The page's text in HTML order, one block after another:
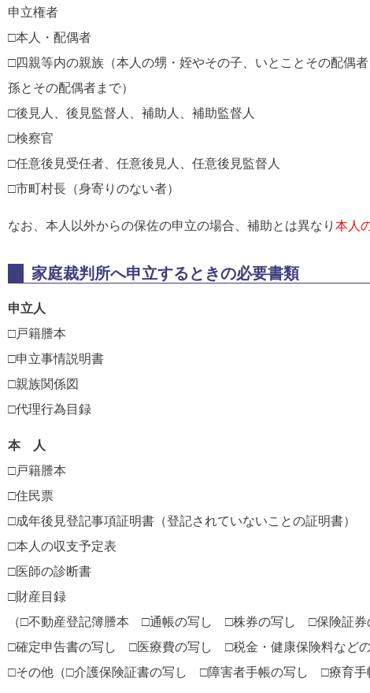
申立権者
□本人・配偶者
□四親等内の親族（本人の甥・姪やその子、いとことその配偶
孫とその配偶者まで）
□後見人、後見監督人、補助人、補助監督人
□検察官
□任意後見受任者、任意後見人、任意後見監督人
□市町村長（身寄りのない者）
なお、本人以外からの保佐の申立の場合、補助とは異なり 本人
家庭裁判所へ申立するときの必要書類
申立人
□戸籍謄本
□申立事情説明書
□親族関係図
□代理行為目録
本 人
□戸籍謄本
□住民票
□成年後見登記事項証明書（登記されていないことの証明書）
□本人の収支予定表
□医師の診断書
□財産目録
（□不動産登記簿謄本 □通帳の写し □株券の写し □保険証
□確定申告書の写し □医療費の写し □税金・健康保険料などの
□その他（□介護保険証書の写し □障害者手帳の写し □療育